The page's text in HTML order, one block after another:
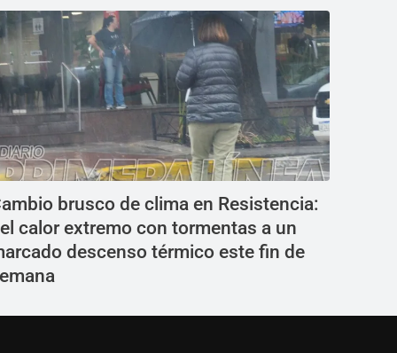
brusco de clima en Resistencia:
calor extremo con tormentas a un
descenso térmico este fin de